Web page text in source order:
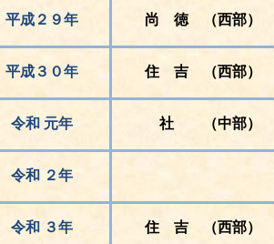
平成２９年 尚 徳 （西部）
平成３０年 住 吉 （西部）
令和 元年 社 （中部）
令和 ２年
令和 ３年 住 吉 （西部）